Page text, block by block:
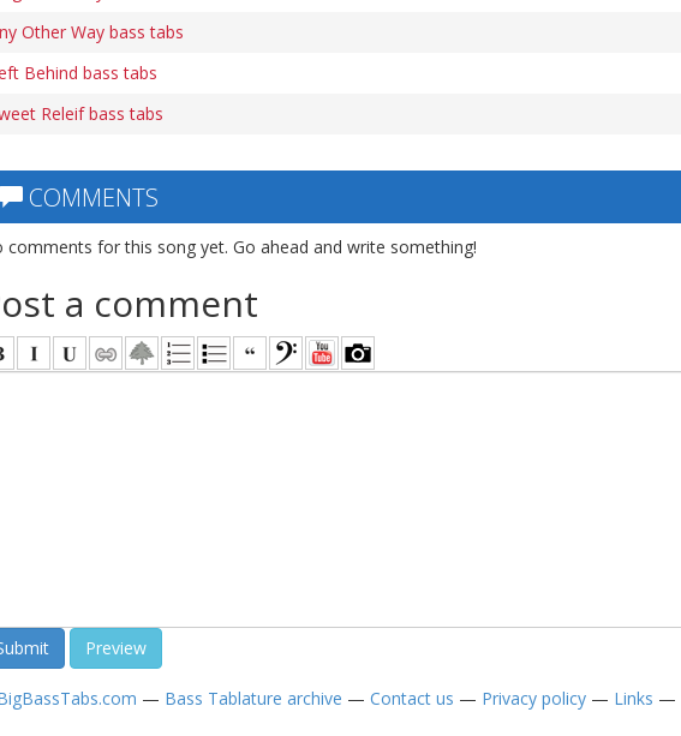
Other Way bass tabs
Behind bass tabs
Releif bass tabs
COMMENTS
comments for this song yet. Go ahead and write something!
a comment
— Bass Tablature archive — Contact us — Privacy policy— Links —